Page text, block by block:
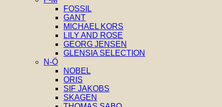
FOSSIL
GANT
MICHAEL KORS
LILY AND ROSE
GEORG JENSEN
GLENSIA SELECTION
N-Ö
NOBEL
ORIS
SIF JAKOBS
SKAGEN